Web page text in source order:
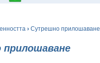
› Сутрешно прилошаване